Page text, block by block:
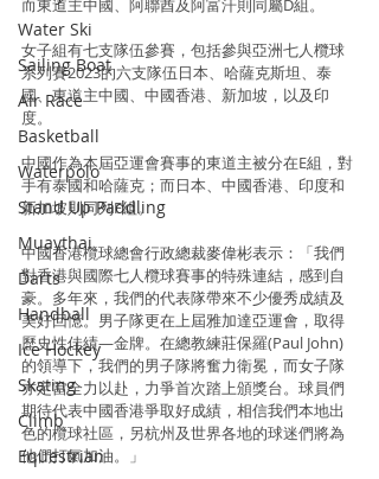
Water Ski
Sailing Boat
Air Race
Basketball
Waterpolo
Stand Up Paddling
Muaythai
Darts
Handball
Ice Hockey
Skating
Climb
Equestrian
而東道主中國、阿聯酋及阿富汗則同屬D組。
女子組有七支隊伍參賽，包括參與亞洲七人欖球
系列賽2023的六支隊伍日本、哈薩克斯坦、泰
國、東道主中國、中國香港、新加坡，以及印
度。
中國作為本屆亞運會賽事的東道主被分在E組，對
手有泰國和哈薩克；而日本、中國香港、印度和
新加坡則同列F組。
中國香港欖球總會行政總裁麥偉彬表示：「我們
對香港與國際七人欖球賽事的特殊連結，感到自
豪。多年來，我們的代表隊帶來不少優秀成績及
美好回憶。男子隊更在上屆雅加達亞運會，取得
歷史性佳績—金牌。在總教練莊保羅(Paul John)
的領導下，我們的男子隊將奮力衛冕，而女子隊
亦定當全力以赴，力爭首次踏上頒獎台。球員們
期待代表中國香港爭取好成績，相信我們本地出
色的欖球社區，另杭州及世界各地的球迷們將為
他們打氣加油。」